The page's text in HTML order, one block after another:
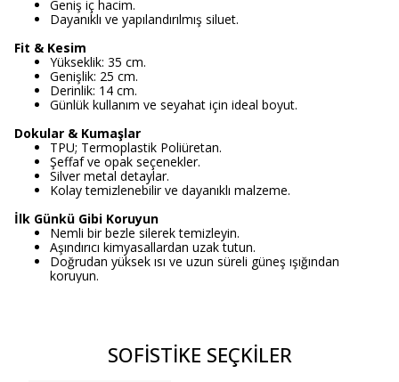
Geniş iç hacim.
Dayanıklı ve yapılandırılmış siluet.
Fit & Kesim
Yükseklik: 35 cm.
Genişlik: 25 cm.
Derinlik: 14 cm.
Günlük kullanım ve seyahat için ideal boyut.
Dokular & Kumaşlar
TPU; Termoplastik Poliüretan.
Şeffaf ve opak seçenekler.
Silver metal detaylar.
Kolay temizlenebilir ve dayanıklı malzeme.
İlk Günkü Gibi Koruyun
Nemli bir bezle silerek temizleyin.
Aşındırıcı kimyasallardan uzak tutun.
Doğrudan yüksek ısı ve uzun süreli güneş ışığından
koruyun.
SOFİSTİKE SEÇKİLER